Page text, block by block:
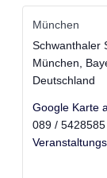
München
Schwanthaler
München
Deutschland
Google Karte
089 / 5428585